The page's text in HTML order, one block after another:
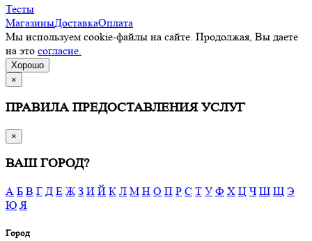
Тесты
МагазиныДоставкаОплата
Мы используем cookie-файлы на сайте. Продолжая, Вы даете
на это согласие.
Хорошо
×
ПРАВИЛА ПРЕДОСТАВЛЕНИЯ УСЛУГ
×
ВАШ ГОРОД?
А Б В Г Д Е Ж З И Й К Л М Н О П Р С Т У Ф Х Ц Ч Ш Щ Э
Ю Я
Город